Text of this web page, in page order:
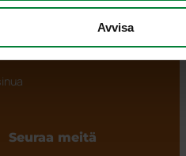
Avvisa
Evästekäytäntö
Seuraa meitä